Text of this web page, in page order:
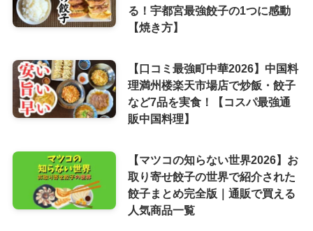
る！宇都宮最強餃子の1つに感動
【焼き方】
【口コミ最強町中華2026】中国料
理満州楼楽天市場店で炒飯・餃子
など7品を実食！【コスパ最強通
販中国料理】
【マツコの知らない世界2026】お
取り寄せ餃子の世界で紹介された
餃子まとめ完全版｜通販で買える
人気商品一覧